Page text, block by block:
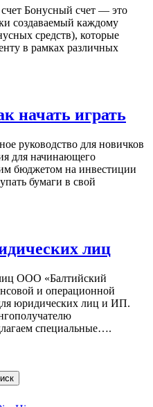
Бонусный счет — это
создаваемый каждому
средств), которые
в рамках различных
начать играть
руководство для новичков
для начинающего
бюджетом на инвестиции
бумаги в свой
лиц
ООО «Балтийский
и операционной
юридических лиц и ИП.
специальные….